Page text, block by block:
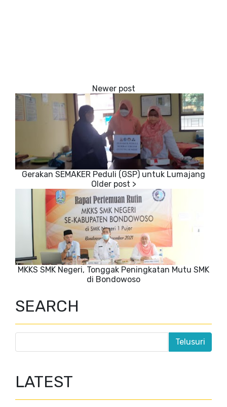
Gerakan SEMAKER Peduli (GSP) untuk Lumajang
MKKS SMK Negeri, Tonggak Peningkatan Mutu SMK
di Bondowoso
SEARCH
LATEST